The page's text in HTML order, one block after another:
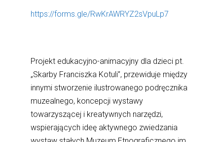
https://forms.gle/RwKrAWRYZ2sVpuLp7
Projekt edukacyjno-animacyjny dla dzieci pt.
„Skarby Franciszka Kotuli”, przewiduje między
innymi stworzenie ilustrowanego podręcznika
muzealnego, koncepcji wystawy
towarzyszącej i kreatywnych narzędzi,
wspierających ideę aktywnego zwiedzania